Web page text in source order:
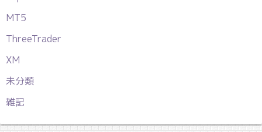
MT5
ThreeTrader
XM
未分類
雑記